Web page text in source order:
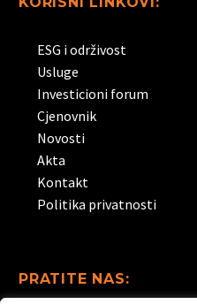
ESG i održivost
Usluge
Investicioni forum
Cjenovnik
Novosti
Akta
Kontakt
Politika privatnosti
PRATITE NAS: